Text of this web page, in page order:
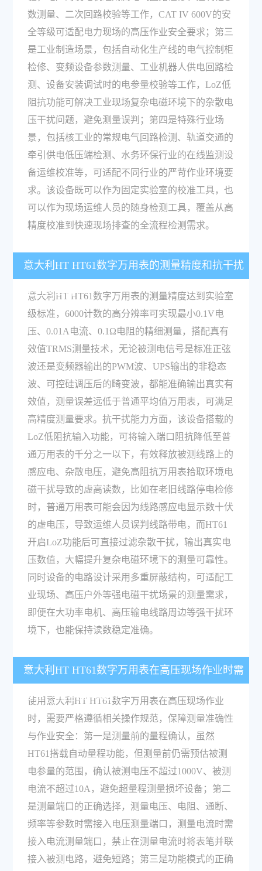
数测量、二次回路校验等工作，CAT IV 600V的安
全等级可适配电力现场的高压作业安全要求；第三
是工业制造场景，包括自动化生产线的电气控制柜
检修、变频设备参数测量、工业机器人供电回路检
测、设备安装调试时的电参量校验等工作，LoZ低
阻抗功能可解决工业现场复杂电磁环境下的杂散电
压干扰问题，避免测量误判；第四是特殊行业场
景，包括核工业的常规电气回路检测、轨道交通的
牵引供电低压端检测、水务环保行业的在线监测设
备运维校准等，可适配不同行业的严苛作业环境要
求。该设备既可以作为固定实验室的校准工具，也
可以作为现场运维人员的随身检测工具，覆盖从高
精度校准到快速现场排查的全流程检测需求。
意大利HT HT61数字万用表的测量精度和抗干扰
能力怎么样？
意大利HT HT61数字万用表的测量精度达到实验室
级标准，6000计数的高分辨率可实现最小0.1V电
压、0.01A电流、0.1Ω电阻的精细测量，搭配真有
效值TRMS测量技术，无论被测电信号是标准正弦
波还是变频器输出的PWM波、UPS输出的非稳态
波、可控硅调压后的畸变波，都能准确输出真实有
效值，测量误差远低于普通平均值万用表，可满足
高精度测量要求。抗干扰能力方面，该设备搭载的
LoZ低阻抗输入功能，可将输入端口阻抗降低至普
通万用表的千分之一以下，有效释放被测线路上的
感应电、杂散电压，避免高阻抗万用表拾取环境电
磁干扰导致的虚高读数，比如在老旧线路停电检修
时，普通万用表可能会因为线路感应电显示数十伏
的虚电压，导致运维人员误判线路带电，而HT61
开启LoZ功能后可直接过滤杂散干扰，输出真实电
压数值，大幅提升复杂电磁环境下的测量可靠性。
同时设备的电路设计采用多重屏蔽结构，可适配工
业现场、高压户外等强电磁干扰场景的测量需求，
即便在大功率电机、高压输电线路周边等强干扰环
境下，也能保持读数稳定准确。
意大利HT HT61数字万用表在高压现场作业时需
要注意哪些操作规范？
使用意大利HT HT61数字万用表在高压现场作业
时，需要严格遵循相关操作规范，保障测量准确性
与作业安全：第一是测量前的量程确认，虽然
HT61搭载自动量程功能，但测量前仍需预估被测
电参量的范围，确认被测电压不超过1000V、被测
电流不超过10A，避免超量程测量损坏设备；第二
是测量端口的正确选择，测量电压、电阻、通断、
频率等参数时需接入电压测量端口，测量电流时需
接入电流测量端口，禁止在测量电流时将表笔并联
接入被测电路，避免短路；第三是功能模式的正确